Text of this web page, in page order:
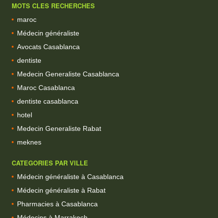
MOTS CLES RECHERCHES
maroc
Médecin généraliste
Avocats Casablanca
dentiste
Medecin Generaliste Casablanca
Maroc Casablanca
dentiste casablanca
hotel
Medecin Generaliste Rabat
meknes
CATEGORIES PAR VILLE
Médecin généraliste à Casablanca
Médecin généraliste à Rabat
Pharmacies à Casablanca